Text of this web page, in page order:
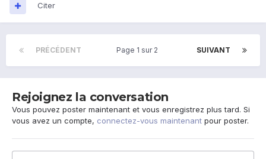
Citer
PRÉCÉDENT SUIVANT
Page 1 sur 2
Rejoignez la conversation
Vous pouvez poster maintenant et vous enregistrez plus tard. Si
vous avez un compte, connectez-vous maintenant pour poster.